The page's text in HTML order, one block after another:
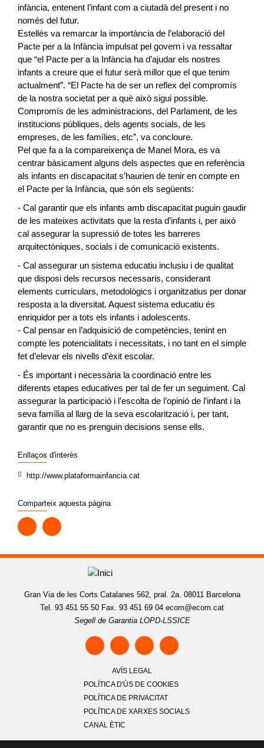
infància, entenent l’infant com a ciutadà del present i no
només del futur.
Estellés va remarcar la importància de l’elaboració del
Pacte per a la Infància impulsat pel govern i va ressaltar
que “el Pacte per a la Infància ha d’ajudar els nostres
infants a creure que el futur serà millor que el que tenim
actualment”. “El Pacte ha de ser un reflex del compromís
de la nostra societat per a què això sigui possible.
Compromís de les administracions, del Parlament, de les
institucions públiques, dels agents socials, de les
empreses, de les famílies, etc”, va concloure.
Pel que fa a la compareixença de Manel Mora, es va
centrar bàsicament alguns dels aspectes que en referència
als infants en discapacitat s’haurien de tenir en compte en
el Pacte per la Infància, que són els següents:
- Cal garantir que els infants amb discapacitat puguin gaudir
de les mateixes activitats que la resta d’infants i, per això
cal assegurar la supressió de totes les barreres
arquitectòniques, socials i de comunicació existents.
- Cal assegurar un sistema educatiu inclusiu i de qualitat
que disposi dels recursos necessaris, considerant
elements curriculars, metodològics i organitzatius per donar
resposta a la diversitat. Aquest sistema educatiu és
enriquidor per a tots els infants i adolescents.
- Cal pensar en l’adquisició de competències, tenint en
compte les potencialitats i necessitats, i no tant en el simple
fet d’elevar els nivells d’èxit escolar.
- És important i necessària la coordinació entre les
diferents etapes educatives per tal de fer un seguiment. Cal
assegurar la participació i l’escolta de l’opinió de l’infant i la
seva família al llarg de la seva escolarització i, per tant,
garantir que no es prenguin decisions sense ells.
Enllaços d'interès
http://www.plataformainfancia.cat
Comparteix aquesta pàgina
Gran Via de les Corts Catalanes 562, pral. 2a. 08011 Barcelona
Tel. 93 451 55 50 Fax. 93 451 69 04 ecom@ecom.cat
Segell de Garantia LOPD-LSSICE
AVÍS LEGAL
POLÍTICA D'ÚS DE COOKIES
POLÍTICA DE PRIVACITAT
POLÍTICA DE XARXES SOCIALS
CANAL ÈTIC